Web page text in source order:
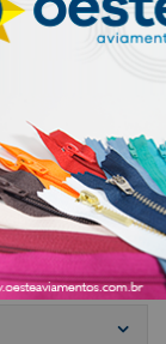
(1)
(2)
(9)